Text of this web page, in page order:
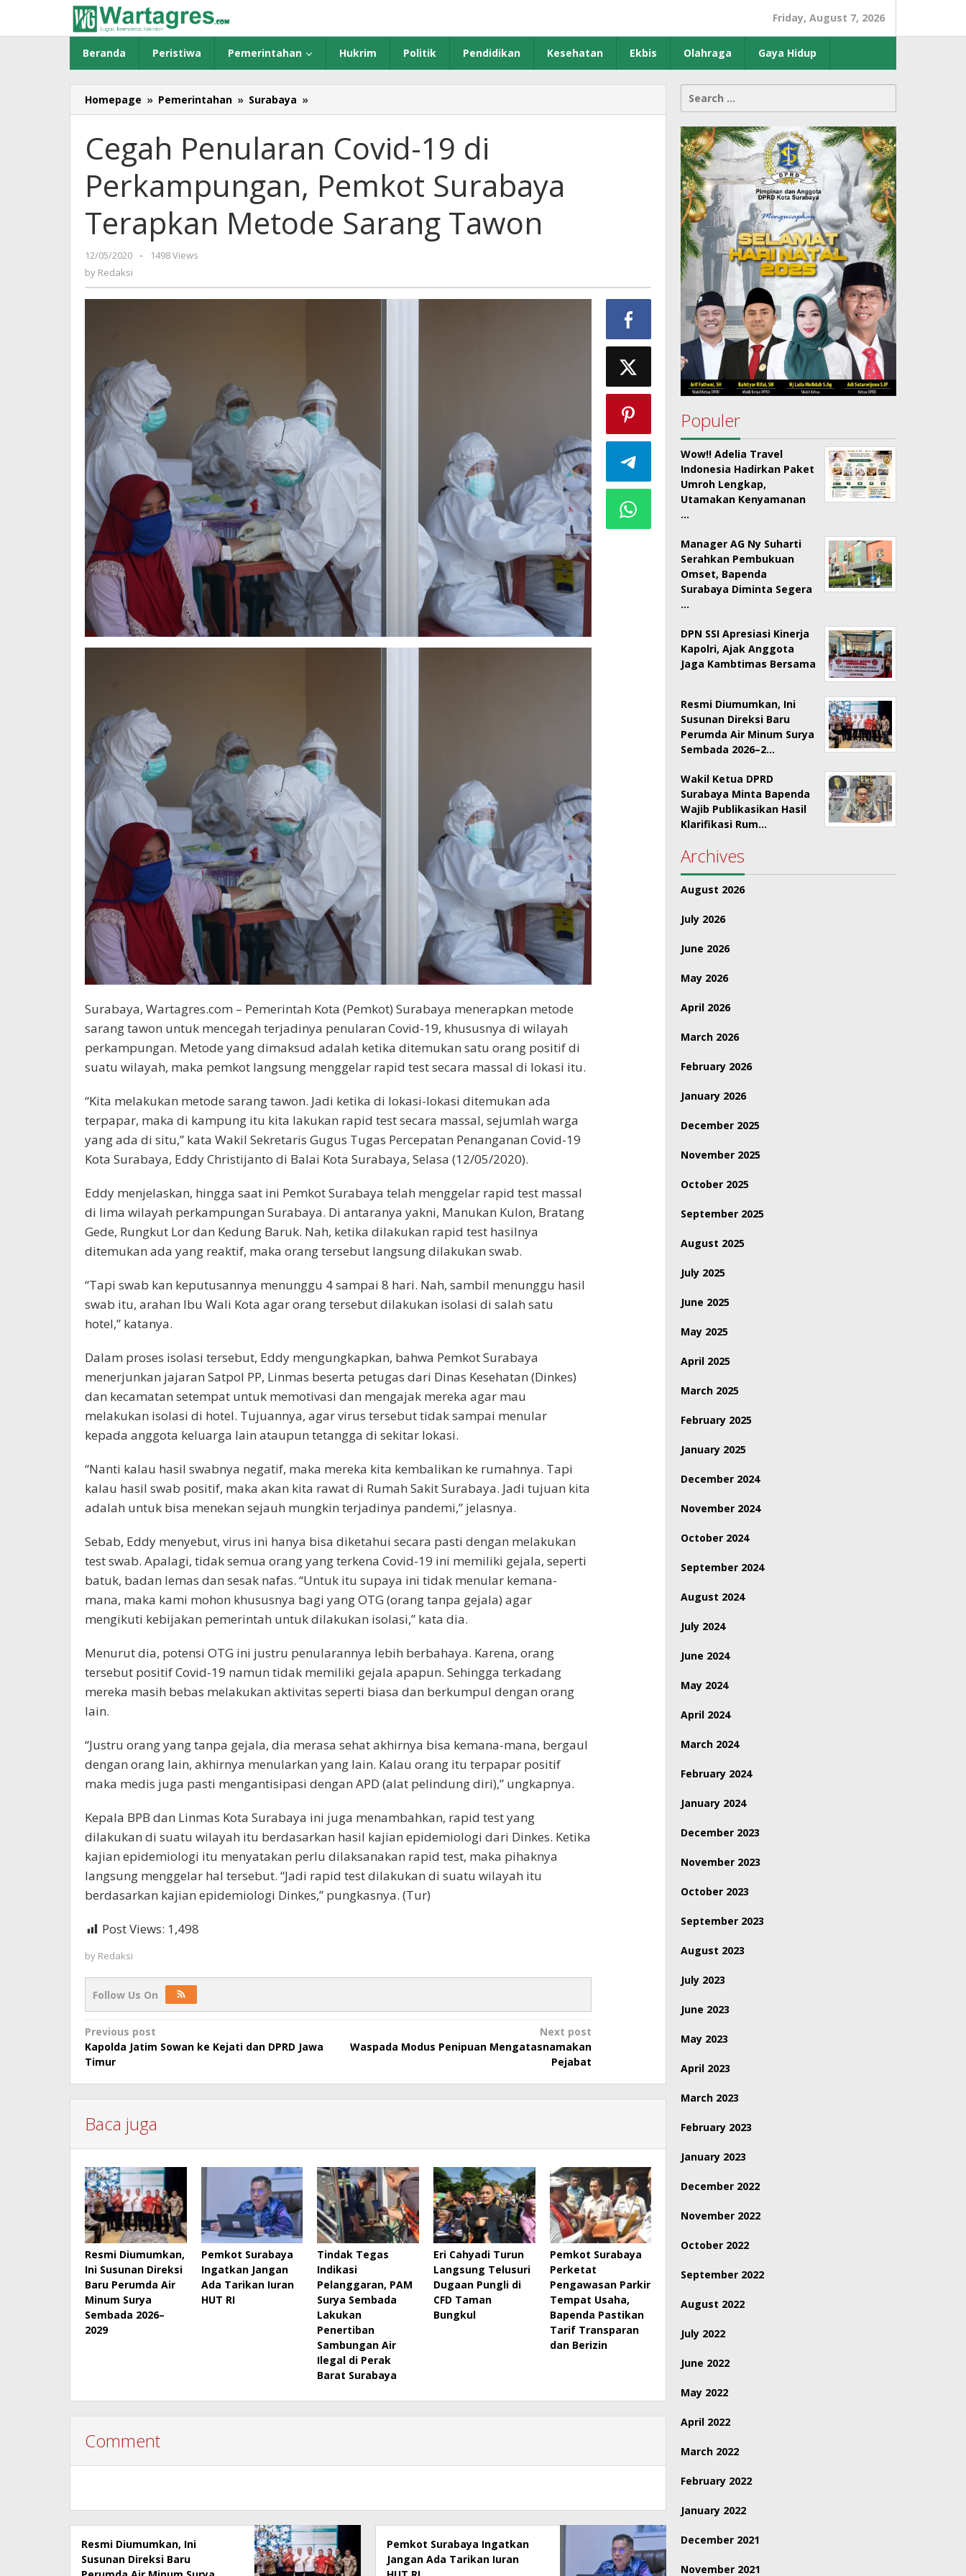
content
Friday, August 7, 2026
Beranda Peristiwa Pemerintahan Hukrim Politik Pendidikan Kesehatan Ekbis Olahraga Gaya Hidup
Homepage » Pemerintahan » Surabaya »
Penularan
19
di
Perkampungan,
Pemkot
Terapkan
Metode
Cegah Penularan Covid-19 di
Perkampungan, Pemkot Surabaya
Terapkan Metode Sarang Tawon
12/05/2020
by
-
1498 Views
by Redaksi
Surabaya, Wartagres.com – Pemerintah Kota (Pemkot) Surabaya menerapkan metode
sarang tawon untuk mencegah terjadinya penularan Covid-19, khususnya di wilayah
perkampungan. Metode yang dimaksud adalah ketika ditemukan satu orang positif di
suatu wilayah, maka pemkot langsung menggelar rapid test secara massal di lokasi itu.
“Kita melakukan metode sarang tawon. Jadi ketika di lokasi-lokasi ditemukan ada
terpapar, maka di kampung itu kita lakukan rapid test secara massal, sejumlah warga
yang ada di situ,” kata Wakil Sekretaris Gugus Tugas Percepatan Penanganan Covid-19
Kota Surabaya, Eddy Christijanto di Balai Kota Surabaya, Selasa (12/05/2020).
Eddy menjelaskan, hingga saat ini Pemkot Surabaya telah menggelar rapid test massal
di lima wilayah perkampungan Surabaya. Di antaranya yakni, Manukan Kulon, Bratang
Gede, Rungkut Lor dan Kedung Baruk. Nah, ketika dilakukan rapid test hasilnya
ditemukan ada yang reaktif, maka orang tersebut langsung dilakukan swab.
“Tapi swab kan keputusannya menunggu 4 sampai 8 hari. Nah, sambil menunggu hasil
swab itu, arahan Ibu Wali Kota agar orang tersebut dilakukan isolasi di salah satu
hotel,” katanya.
Dalam proses isolasi tersebut, Eddy mengungkapkan, bahwa Pemkot Surabaya
menerjunkan jajaran Satpol PP, Linmas beserta petugas dari Dinas Kesehatan (Dinkes)
dan kecamatan setempat untuk memotivasi dan mengajak mereka agar mau
melakukan isolasi di hotel. Tujuannya, agar virus tersebut tidak sampai menular
kepada anggota keluarga lain ataupun tetangga di sekitar lokasi.
“Nanti kalau hasil swabnya negatif, maka mereka kita kembalikan ke rumahnya. Tapi
kalau hasil swab positif, maka akan kita rawat di Rumah Sakit Surabaya. Jadi tujuan kita
adalah untuk bisa menekan sejauh mungkin terjadinya pandemi,” jelasnya.
Sebab, Eddy menyebut, virus ini hanya bisa diketahui secara pasti dengan melakukan
test swab. Apalagi, tidak semua orang yang terkena Covid-19 ini memiliki gejala, seperti
batuk, badan lemas dan sesak nafas. “Untuk itu supaya ini tidak menular kemana-
mana, maka kami mohon khususnya bagi yang OTG (orang tanpa gejala) agar
mengikuti kebijakan pemerintah untuk dilakukan isolasi,” kata dia.
Menurut dia, potensi OTG ini justru penularannya lebih berbahaya. Karena, orang
tersebut positif Covid-19 namun tidak memiliki gejala apapun. Sehingga terkadang
mereka masih bebas melakukan aktivitas seperti biasa dan berkumpul dengan orang
lain.
“Justru orang yang tanpa gejala, dia merasa sehat akhirnya bisa kemana-mana, bergaul
dengan orang lain, akhirnya menularkan yang lain. Kalau orang itu terpapar positif
maka medis juga pasti mengantisipasi dengan APD (alat pelindung diri),” ungkapnya.
Kepala BPB dan Linmas Kota Surabaya ini juga menambahkan, rapid test yang
dilakukan di suatu wilayah itu berdasarkan hasil kajian epidemiologi dari Dinkes. Ketika
kajian epidemiologi itu menyatakan perlu dilaksanakan rapid test, maka pihaknya
langsung menggelar hal tersebut. “Jadi rapid test dilakukan di suatu wilayah itu
berdasarkan kajian epidemiologi Dinkes,” pungkasnya. (Tur)
Post Views: 1,498
by Redaksi
Follow Us On
Post
navigation
Previous post
Kapolda Jatim Sowan ke Kejati dan DPRD Jawa
Timur
Next post
Waspada Modus Penipuan Mengatasnamakan
Pejabat
Baca juga
Resmi Diumumkan,
Ini Susunan Direksi
Baru Perumda Air
Minum Surya
Sembada 2026–
2029
Pemkot Surabaya
Ingatkan Jangan
Ada Tarikan Iuran
HUT RI
Tindak Tegas
Indikasi
Pelanggaran, PAM
Surya Sembada
Lakukan
Penertiban
Sambungan Air
Ilegal di Perak
Barat Surabaya
Eri Cahyadi Turun
Langsung Telusuri
Dugaan Pungli di
CFD Taman
Bungkul
Pemkot Surabaya
Perketat
Pengawasan Parkir
Tempat Usaha,
Bapenda Pastikan
Tarif Transparan
dan Berizin
Comment
Resmi Diumumkan, Ini
Susunan Direksi Baru
Pemkot Surabaya Ingatkan
Jangan Ada Tarikan Iuran
Search
for:
Populer
Wow!! Adelia Travel
Indonesia Hadirkan Paket
Umroh Lengkap,
Utamakan Kenyamanan
…
Manager AG Ny Suharti
Serahkan Pembukuan
Omset, Bapenda
Surabaya Diminta Segera
…
DPN SSI Apresiasi Kinerja
Kapolri, Ajak Anggota
Jaga Kambtimas Bersama
Resmi Diumumkan, Ini
Susunan Direksi Baru
Perumda Air Minum Surya
Sembada 2026–2…
Wakil Ketua DPRD
Surabaya Minta Bapenda
Wajib Publikasikan Hasil
Klarifikasi Rum…
Archives
August 2026
July 2026
June 2026
May 2026
April 2026
March 2026
February 2026
January 2026
December 2025
November 2025
October 2025
September 2025
August 2025
July 2025
June 2025
May 2025
April 2025
March 2025
February 2025
January 2025
December 2024
November 2024
October 2024
September 2024
August 2024
July 2024
June 2024
May 2024
April 2024
March 2024
February 2024
January 2024
December 2023
November 2023
October 2023
September 2023
August 2023
July 2023
June 2023
May 2023
April 2023
March 2023
February 2023
January 2023
December 2022
November 2022
October 2022
September 2022
August 2022
July 2022
June 2022
May 2022
April 2022
March 2022
February 2022
January 2022
December 2021
November 2021